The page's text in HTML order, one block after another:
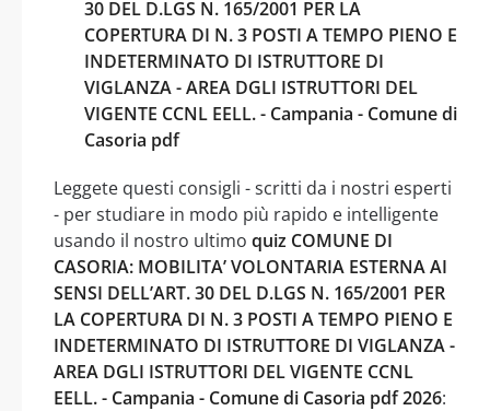
30 DEL D.LGS N. 165/2001 PER LA
COPERTURA DI N. 3 POSTI A TEMPO PIENO E
INDETERMINATO DI ISTRUTTORE DI
VIGLANZA - AREA DGLI ISTRUTTORI DEL
VIGENTE CCNL EELL. - Campania - Comune di
Casoria pdf
Leggete questi consigli - scritti da i nostri esperti
- per studiare in modo più rapido e intelligente
usando il nostro ultimo quiz COMUNE DI
CASORIA: MOBILITA’ VOLONTARIA ESTERNA AI
SENSI DELL’ART. 30 DEL D.LGS N. 165/2001 PER
LA COPERTURA DI N. 3 POSTI A TEMPO PIENO E
INDETERMINATO DI ISTRUTTORE DI VIGLANZA -
AREA DGLI ISTRUTTORI DEL VIGENTE CCNL
EELL. - Campania - Comune di Casoria pdf 2026: